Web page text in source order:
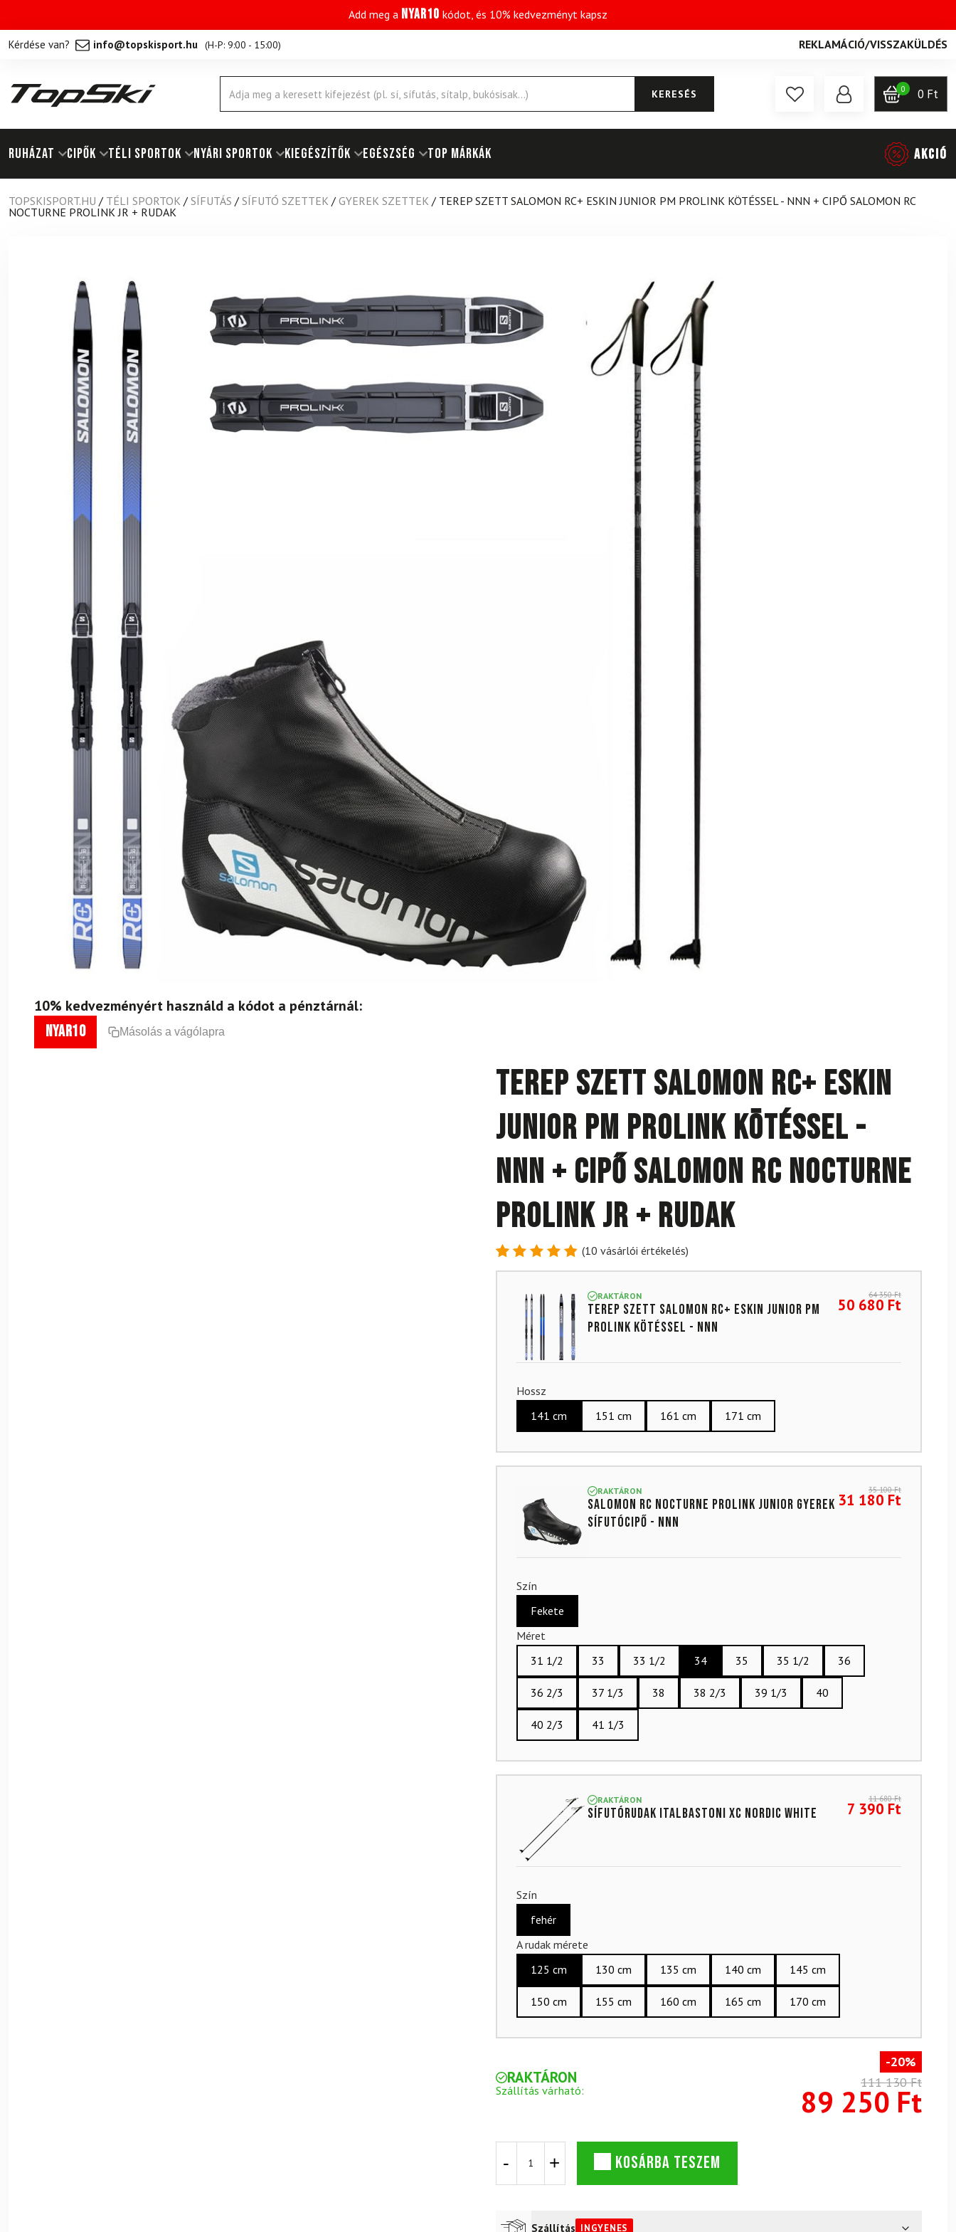
Add meg a NYAR10 kódot, és 10% kedvezményt kapsz
Kérdése van? info@topskisport.hu (H-P: 9:00 - 15:00) REKLAMÁCIÓ/VISSZAKÜLDÉS
Products
search
KERESÉS 0 0 Ft
RUHÁZAT Cipők TÉLI SPORTOK NYÁRI SPORTOK KIEGÉSZÍTŐK EGÉSZSÉG Top márkák AKCIÓ
TOPSKISPORT.HU / TÉLI SPORTOK / SÍFUTÁS / SÍFUTÓ SZETTEK / GYEREK SZETTEK / TEREP SZETT SALOMON RC+ ESKIN JUNIOR PM PROLINK KÖTÉSSEL - NNN + CIPŐ SALOMON RC
NOCTURNE PROLINK JR + RUDAK
10% kedvezményért használd a kódot a pénztárnál:
nyar10 Másolás a vágólapra
Terep szett SALOMON RC+ eSKIN
Junior PM Prolink kötéssel -
NNN + cipő SALOMON RC Nocturne
Prolink JR + rudak
Értékelés
ből,
10
értékelés
alapján
(10 vásárlói értékelés)
RAKTÁRON
Terep szett SALOMON RC+ eSKIN Junior PM
Prolink kötéssel - NNN
64 350Ft
50 680 Ft
Hossz
141 cm
151 cm 161 cm 171 cm
RAKTÁRON
SALOMON RC Nocturne Prolink Junior gyerek
sífutócipő - NNN
35 100Ft
31 180 Ft
Szín
Fekete
Méret
31 1/2
33 33 1/2 34 35 35 1/2 36
36 2/3 37 1/3 38 38 2/3 39 1/3 40
40 2/3 41 1/3
RAKTÁRON
Sífutórudak ITALBASTONI XC Nordic White
11 680Ft
7 390 Ft
Szín
fehér
A rudak mérete
125 cm
130 cm 135 cm 140 cm 145 cm
150 cm 155 cm 160 cm 165 cm 170 cm
RAKTÁRON
Szállítás várható:
-20%
111 130 Ft
89 250 Ft
szett
Junior
KOSÁRBA TESZEM
Szállítás INGYENES